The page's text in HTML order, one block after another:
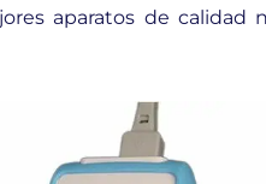
aparatos de